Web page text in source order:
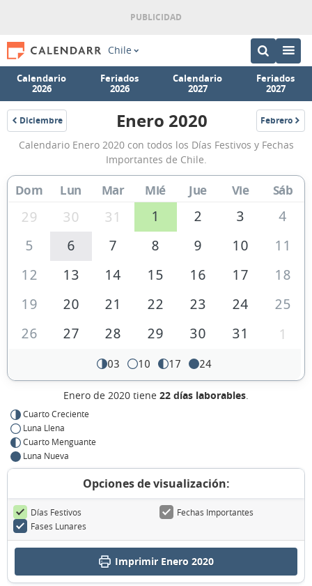
Chile
Calendario
2026
Feriados
2026
Calendario
2027
Feriados
2027
Diciembre
2019
Calendario
Enero
2020
de
Chile
Enero 2020 Febrero
2020
Calendario Enero 2020 con todos los Días Festivos y Fechas
Importantes de Chile.
Dom Lun Mar Mié Jue Vie Sáb
29 30 31 1 2 3
4
5
6 7 8 9 10
11
12
13 14 15 16 17
18
19
20 21 22 23 24
25
26
27 28 29 30 31 1
03 10 17 24
Enero de 2020 tiene 22 días laborables.
Cuarto Creciente
Luna Llena
Cuarto Menguante
Luna Nueva
Opciones de visualización:
Días Festivos
Fechas Importantes
Fases Lunares
Imprimir Enero 2020